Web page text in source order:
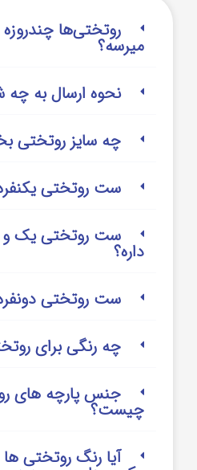
روتختی‌‌ها
میرسه؟
نحوه ارسال به
چه سایز روتختی
ست روتختی
ست روتختی یک و
داره؟
ست روتختی
چه رنگی برای
جنس پارچه های
چیست؟
آیا رنگ روتختی ها